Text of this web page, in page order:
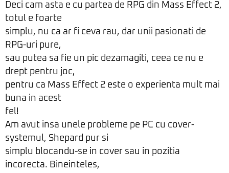
Deci cam asta e cu partea de RPG din Mass Effect 2,
totul e foarte
simplu, nu ca ar fi ceva rau, dar unii pasionati de
RPG-uri pure,
sau putea sa fie un pic dezamagiti, ceea ce nu e
drept pentru joc,
pentru ca Mass Effect 2 este o experienta mult mai
buna in acest
fel!
Am avut insa unele probleme pe PC cu cover-
systemul, Shepard pur si
simplu blocandu-se in cover sau in pozitia
incorecta. Bineinteles,